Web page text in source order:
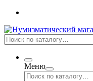
Меню